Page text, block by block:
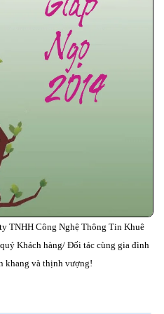
TNHH Công Nghệ Thông Tin Khuê
Khách hàng/ Đối tác cùng gia đình
khang và thịnh vượng!